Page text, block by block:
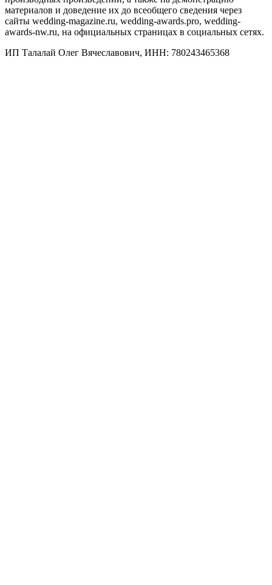
материалов и доведение их до всеобщего сведения через
сайты wedding-magazine.ru, wedding-awards.pro, wedding-
awards-nw.ru, на официальных страницах в социальных сетях.
ИП Талалай Олег Вячеславович, ИНН: 780243465368